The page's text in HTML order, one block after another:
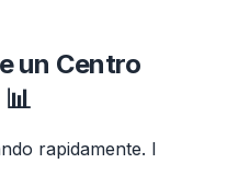
un Centro
rapidamente. I